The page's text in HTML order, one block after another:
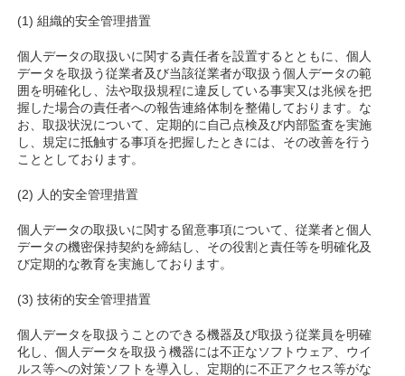
(1) 組織的安全管理措置
個人データの取扱いに関する責任者を設置するとともに、個人
データを取扱う従業者及び当該従業者が取扱う個人データの範
囲を明確化し、法や取扱規程に違反している事実又は兆候を把
握した場合の責任者への報告連絡体制を整備しております。な
お、取扱状況について、定期的に自己点検及び内部監査を実施
し、規定に抵触する事項を把握したときには、その改善を行う
こととしております。
(2) 人的安全管理措置
個人データの取扱いに関する留意事項について、従業者と個人
データの機密保持契約を締結し、その役割と責任等を明確化及
び定期的な教育を実施しております。
(3) 技術的安全管理措置
個人データを取扱うことのできる機器及び取扱う従業員を明確
化し、個人データを取扱う機器には不正なソフトウェア、ウイ
ルス等への対策ソフトを導入し、定期的に不正アクセス等がな